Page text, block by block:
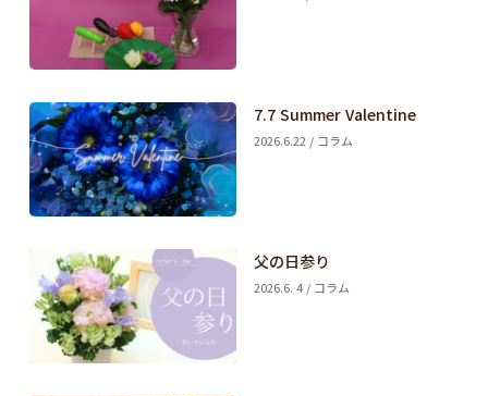
7.7 Summer Valentine
2026.6.22 / コラム
父の日参り
2026.6. 4 / コラム